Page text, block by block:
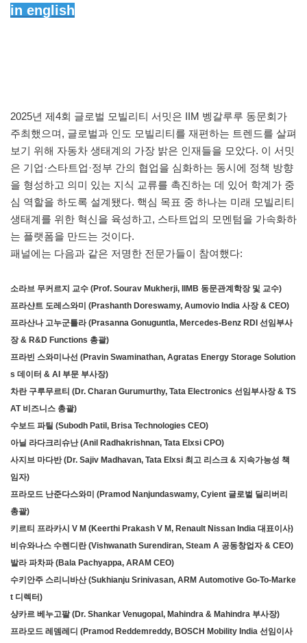
in english
2025년 제4회 글로벌 모빌리티 서밋은 IIM 벵갈루루 동문회가
주최했으며, 글로벌과 인도 모빌리티를 재편하는 트렌드를 살펴
보기 위해 자동차 생태계의 가장 밝은 인재들을 모았다. 이 서밋
은 기업·스타트업·정부 간의 협업을 심화하는 동시에 정책 방향
을 형성하고 의미 있는 지식 교류를 촉진하는 데 있어 학계가 중
심 역할을 하도록 설계됐다. 핵심 목표 중 하나는 미래 모빌리티
생태계를 위한 혁신을 육성하고, 스타트업의 모멘텀을 가속화하
는 플랫폼을 만드는 것이다.
패널에는 다음과 같은 저명한 전문가들이 참여했다:
소라브 무커르지 교수 (Prof. Sourav Mukherji, IIMB 동문관계학장 및 교수)
프라샨트 도레스와미 (Prashanth Doreswamy, Aumovio India 사장 & CEO)
프라산나 고누군틀라 (Prasanna Gonuguntla, Mercedes-Benz RDI 선임부사
장 & R&D Functions 총괄)
프라빈 스와미나선 (Pravin Swaminathan, Agratas Energy Storage Solution
s 데이터 & AI 부문 부사장)
차란 구루무르티 (Dr. Charan Gurumurthy, Tata Electronics 선임부사장 & TS
AT 비즈니스 총괄)
수보드 파틸 (Subodh Patil, Brisa Technologies CEO)
아닐 라다크리슈난 (Anil Radhakrishnan, Tata Elxsi CPO)
사지브 마다반 (Dr. Sajiv Madhavan, Tata Elxsi 최고 리스크 & 지속가능성 책
임자)
프라모드 난준다스와미 (Pramod Nanjundaswamy, Cyient 글로벌 딜리버리
총괄)
키르티 프라카시 V M (Keerthi Prakash V M, Renault Nissan India 대표이사)
비슈와나스 수렌디란 (Vishwanath Surendiran, Steam A 공동창업자 & CEO)
발라 파차파 (Bala Pachyappa, ARAM CEO)
수키안주 스리니바산 (Sukhianju Srinivasan, ARM Automotive Go-To-Marke
t 디렉터)
샹카르 베누고팔 (Dr. Shankar Venugopal, Mahindra & Mahindra 부사장)
프라모드 레뎀레디 (Pramod Reddemreddy, BOSCH Mobility India 선임이사